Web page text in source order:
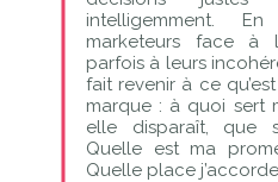
intelligemment.
marketeurs face à
parfois à leurs
fait revenir à ce
marque : à quoi sert
elle disparaît, que
Quelle est ma
Quelle place